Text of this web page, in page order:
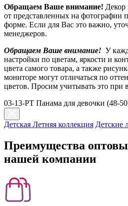
Обращаем Ваше внимание! Декор
от представленных на фотографии
форме. Если для Вас это важно,
менеджеров.
Обращаем Ваше внимание! У
настройки по цветам, яркости и
цвета самого товара, а также
мониторе могут отличаться по
цветов. Просим учитывать это при
03-13-PT Панама для девочки (48-
Детская Летняя коллекция Детские
Преимущества
нашей компании